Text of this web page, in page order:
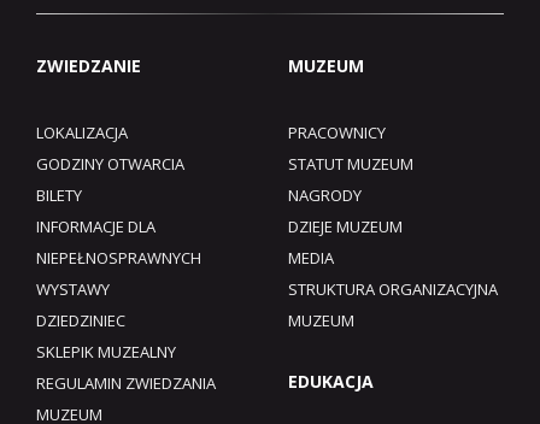
ZWIEDZANIE
LOKALIZACJA
GODZINY OTWARCIA
BILETY
INFORMACJE DLA
NIEPEŁNOSPRAWNYCH
WYSTAWY
DZIEDZINIEC
SKLEPIK MUZEALNY
REGULAMIN ZWIEDZANIA
MUZEUM​
MUZEUM
PRACOWNICY
STATUT MUZEUM
NAGRODY
DZIEJE MUZEUM
MEDIA
STRUKTURA ORGANIZACYJNA
MUZEUM
EDUKACJA